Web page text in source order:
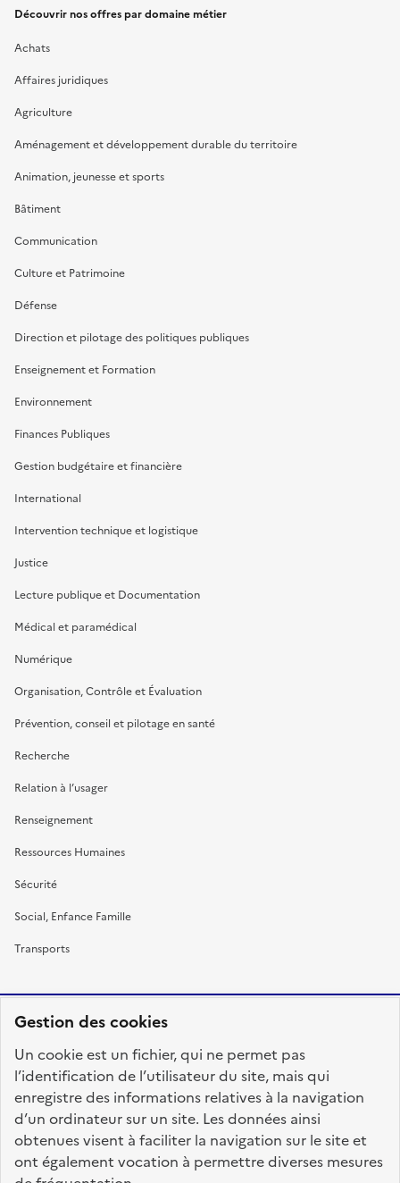
Gestion des cookies
Un cookie est un fichier, qui ne permet pas
l’identification de l’utilisateur du site, mais qui
enregistre des informations relatives à la navigation
d’un ordinateur sur un site. Les données ainsi
obtenues visent à faciliter la navigation sur le site et
ont également vocation à permettre diverses mesures
Découvrir nos offres par domaine métier
Achats
Affaires juridiques
Agriculture
Aménagement et développement durable du territoire
Animation, jeunesse et sports
Bâtiment
Communication
Culture et Patrimoine
Défense
Direction et pilotage des politiques publiques
Enseignement et Formation
Environnement
Finances Publiques
Gestion budgétaire et financière
International
Intervention technique et logistique
Justice
Lecture publique et Documentation
Médical et paramédical
Numérique
Organisation, Contrôle et Évaluation
Prévention, conseil et pilotage en santé
Recherche
Relation à l’usager
Renseignement
Ressources Humaines
Sécurité
Social, Enfance Famille
Transports
FRANÇAISE
fonction-publique.gouv.fr
legifrance.gouv.fr